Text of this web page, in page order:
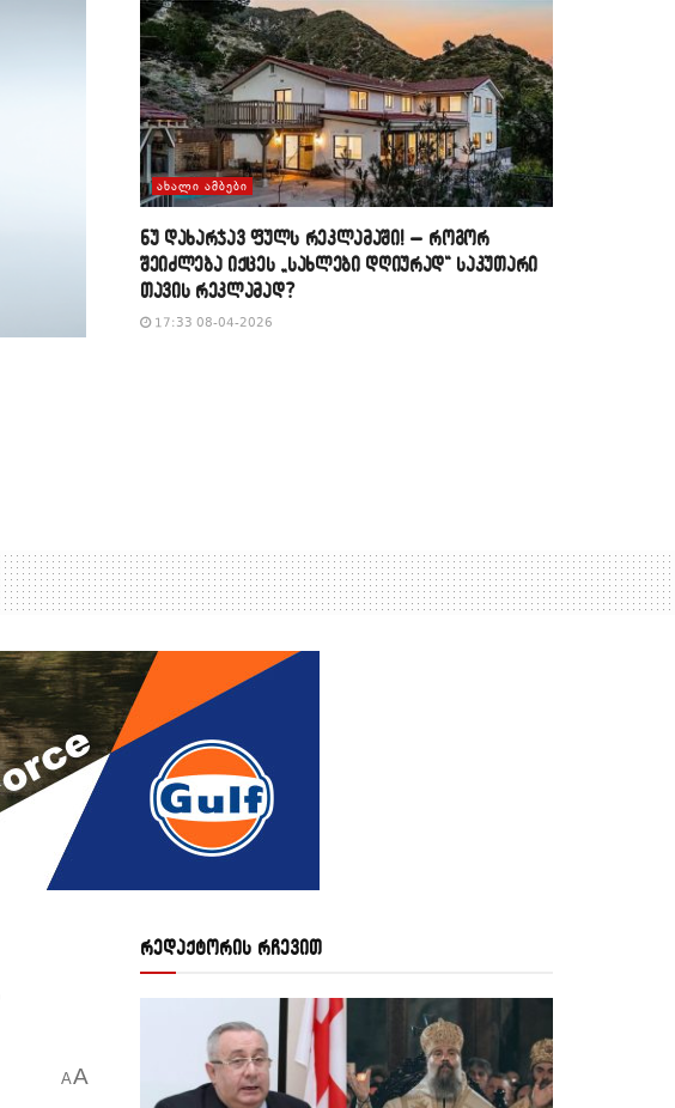
ᲐᲮᲐᲚᲘ ᲐᲛᲑᲔᲑᲘ
​ნუ დახარჯავ ფულს რეკლამაში! – როგორ
შეიძლება იქცეს „სახლები დღიურად“ საკუთარი
თავის რეკლამად?
17:33 08-04-2026
AA
რედაქტორის რჩევით